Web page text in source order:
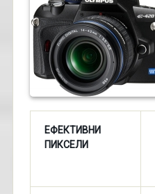
ЕФЕКТИВНИ
ПИКСЕЛИ